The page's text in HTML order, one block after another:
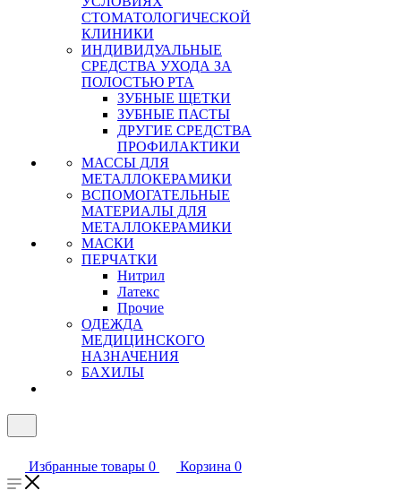
СТОМАТОЛОГИЧЕСКОЙ
КЛИНИКИ
ИНДИВИДУАЛЬНЫЕ
СРЕДСТВА УХОДА ЗА
ПОЛОСТЬЮ РТА
ЗУБНЫЕ ЩЕТКИ
ЗУБНЫЕ ПАСТЫ
ДРУГИЕ СРЕДСТВА
ПРОФИЛАКТИКИ
МАССЫ ДЛЯ
МЕТАЛЛОКЕРАМИКИ
ВСПОМОГАТЕЛЬНЫЕ
МАТЕРИАЛЫ ДЛЯ
МЕТАЛЛОКЕРАМИКИ
МАСКИ
ПЕРЧАТКИ
Нитрил
Латекс
Прочие
ОДЕЖДА
МЕДИЦИНСКОГО
НАЗНАЧЕНИЯ
БАХИЛЫ
Избранные товары 0 Корзина 0